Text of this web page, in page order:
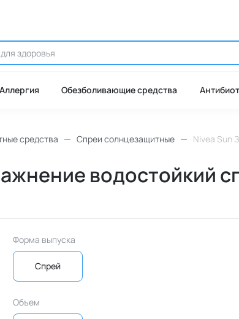
Аллергия Обезболивающие средства
средства Спреи солнцезащитные Nivea Sun
водостойкий
Форма выпуска
Спрей
Объем